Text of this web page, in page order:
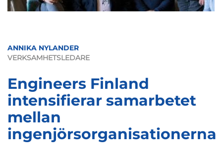
ANNIKA NYLANDER
VERKSAMHETSLEDARE
Engineers Finland
intensifierar samarbetet
mellan
ingenjörsorganisationerna